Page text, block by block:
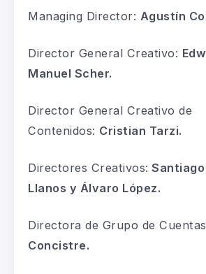
Managing Director: Agustín
Director General Creativo:
Manuel Scher.
Director General Creativo de
Contenidos: Cristian Tarzi.
Directores Creativos:
Llanos y Álvaro López.
Directora de Grupo de
Concistre.